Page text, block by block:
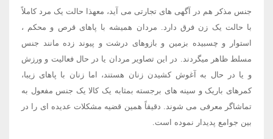
جنس مذکر هم در آگهی های تجارتی می آید، معهذا حالت یک مرد کاملاً
با حالت یک زن فرق دارد. مردان همیشه با پاهای قرص و محکم ،
استوار و چسبیده بزمین و بازوهای درشت و پیوند زده مانند جنس
مسلط ظاهر میگردند. در این تصاویر مردان یا در حال فعالیت و ورزش
و یا در حال به آغوش کشیدن زنان هستند، اما زنان با پاهای زیبا،
کمرهای باریک و سینه های برجسته بمثابه یک کالا یک جنس مفعول به
تماشاگر معرفی می شوند. دقیقاً همین قضیه مشکلات عدیده ای را در
بین جوامع پدیدار نموده است.